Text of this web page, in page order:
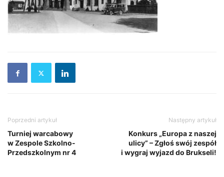
Poprzedni artykuł
Turniej warcabowy
w Zespole Szkolno-
Przedszkolnym nr 4
Następny artykuł
Konkurs „Europa z naszej
ulicy” – Zgłoś swój zespół
i wygraj wyjazd do Brukseli!